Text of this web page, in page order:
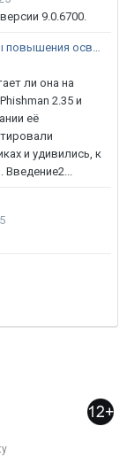
9.0.6700.
Тестирование Phishman 2.35, системы повышения осведомлённости пользователей в сфере ИБ
ли она на
2.35 и
её
и удивились, к